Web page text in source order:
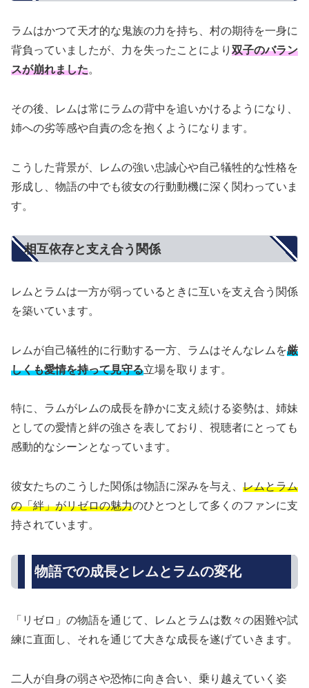
ラムはかつて天才的な鬼族の力を持ち、村の期待を一身に
背負っていましたが、力を失ったことにより 双子のバラン
スが崩れました。
その後、レムは常にラムの背中を追いかけるようになり、
姉への劣等感や自責の念を抱くようになります。
こうした背景が、レムの強い忠誠心や自己犠牲的な性格を
形成し、物語の中でも彼女の行動動機に深く関わっていま
す。
相互依存と支え合う関係
レムとラムは一方が弱っているときに互いを支え合う関係
を築いています。
レムが自己犠牲的に行動する一方、ラムはそんなレムを厳
しくも愛情を持って見守る立場を取ります。
特に、ラムがレムの成長を静かに支え続ける姿勢は、姉妹
としての愛情と絆の強さを表しており、視聴者にとっても
感動的なシーンとなっています。
彼女たちのこうした関係は物語に深みを与え、 レムとラム
の「絆」がリゼロの魅力のひとつとして多くのファンに支
持されています。
物語での成長とレムとラムの変化
「リゼロ」の物語を通じて、レムとラムは数々の困難や試
練に直面し、それを通じて大きな成長を遂げていきます。
二人が自身の弱さや恐怖に向き合い、乗り越えていく姿